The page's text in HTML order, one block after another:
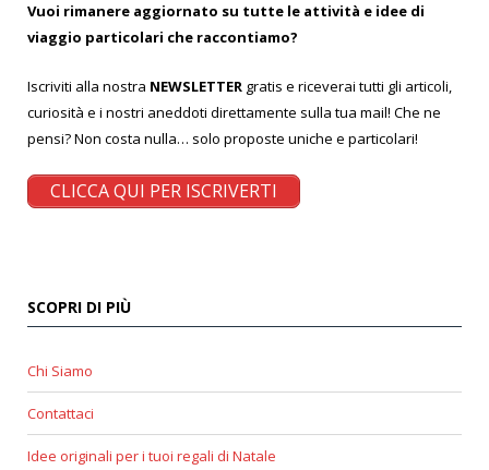
Vuoi rimanere aggiornato su tutte le attività e idee di
viaggio particolari che raccontiamo?
Iscriviti alla nostra NEWSLETTER gratis e riceverai tutti gli articoli,
curiosità e i nostri aneddoti direttamente sulla tua mail! Che ne
pensi? Non costa nulla… solo proposte uniche e particolari!
CLICCA QUI PER ISCRIVERTI
SCOPRI DI PIÙ
Chi Siamo
Contattaci
Idee originali per i tuoi regali di Natale